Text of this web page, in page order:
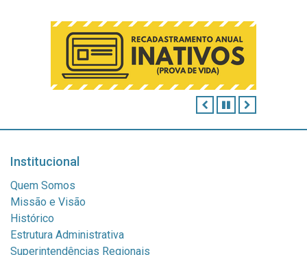
ANTERIOR
PAUSAR
Institucional
Quem Somos
Missão e Visão
Histórico
Estrutura Administrativa
Superintendências Regionais